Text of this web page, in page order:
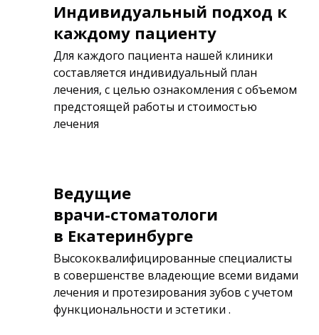
Индивидуальный подход к
каждому пациенту
Для каждого пациента нашей клиники
составляется индивидуальный план
лечения, с целью ознакомления с объемом
предстоящей работы и стоимостью
лечения
Ведущие
врачи-стоматологи
в Екатеринбурге
Высококвалифицированные специалисты
в совершенстве владеющие всеми видами
лечения и протезирования зубов с учетом
функциональности и эстетики .